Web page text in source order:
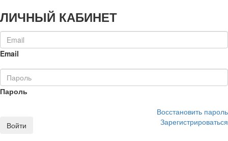
ЛИЧНЫЙ КАБИНЕТ
Email
Пароль
Восстановить пароль
Войти
Зарегистрироваться